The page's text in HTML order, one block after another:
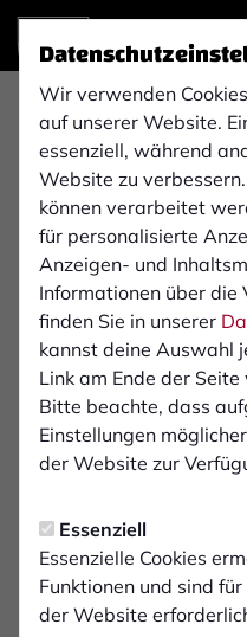
Wir verwenden
auf unserer Website.
essenziell, während
Website zu
können verarbeitet
für personalisierte
Anzeigen- und
Informationen über die
finden Sie in unserer
kannst deine Auswahl
Link am Ende der
Bitte beachte, dass
Einstellungen
der Website zur
Essenziell
Essenzielle Cookies
Funktionen und sind
der Website
Fortuna Düsseldorf
Übersicht Liveticker
Infos zum Spiel
Schiedsrichter:
Jonas Fischbach
Assistent 1:
Björn Sauer